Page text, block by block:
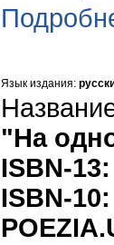
Язык издания:
"На
ISBN-
ISBN-